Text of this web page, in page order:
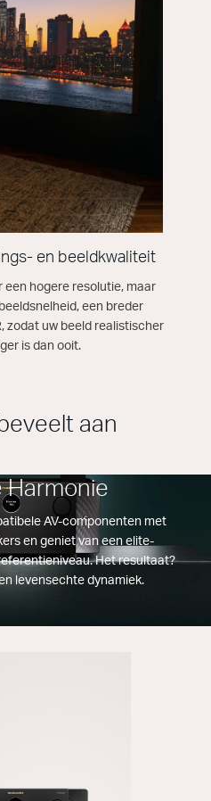
en beeldkwaliteit
een hogere resolutie, maar
een breder
zodat uw beeld realistischer
is dan ooit.
aan
Harmonie
AV-componenten met
en geniet van een elite-
Het resultaat?
levensechte dynamiek.